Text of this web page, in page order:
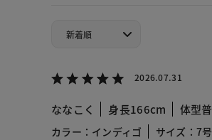
2026.07.31
ななこく 身長166cm 体型
カラー：インディゴ
サイズ：7号